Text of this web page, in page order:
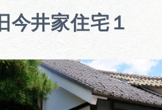
旧今井家住宅１